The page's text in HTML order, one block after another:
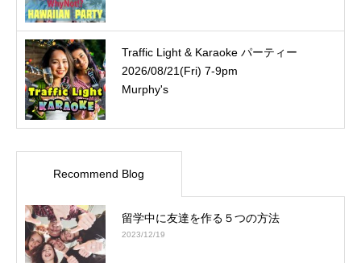
Traffic Light & Karaoke パーティー
2026/08/21(Fri) 7-9pm
Murphy's
Recommend Blog
留学中に友達を作る５つの方法
2023/12/19